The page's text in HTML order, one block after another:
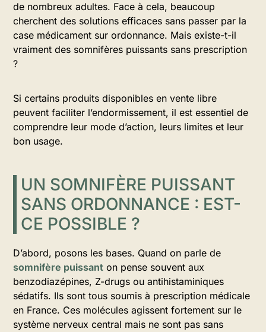
de nombreux adultes. Face à cela, beaucoup
cherchent des solutions efficaces sans passer par la
case médicament sur ordonnance. Mais existe-t-il
vraiment des somnifères puissants sans prescription
?
Si certains produits disponibles en vente libre
peuvent faciliter l’endormissement, il est essentiel de
comprendre leur mode d’action, leurs limites et leur
bon usage.
UN SOMNIFÈRE PUISSANT
SANS ORDONNANCE : EST-
CE POSSIBLE ?
D’abord, posons les bases. Quand on parle de
somnifère puissant on pense souvent aux
benzodiazépines, Z-drugs ou antihistaminiques
sédatifs. Ils sont tous soumis à prescription médicale
en France. Ces molécules agissent fortement sur le
système nerveux central mais ne sont pas sans